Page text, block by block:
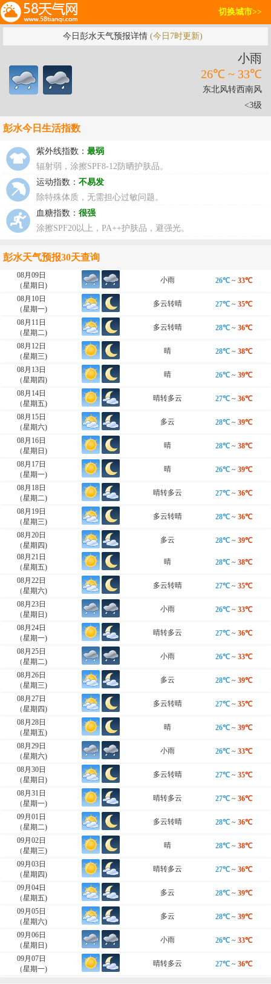
切换城市>>
今日彭水天气预报详情(今日7时更新)
小雨
26℃ ~ 33℃
东北风转西南风
<3级
彭水今日生活指数
紫外线指数： 最弱
辐射弱，涂擦SPF8-12防晒护肤品。
运动指数： 不易发
除特殊体质，无需担心过敏问题。
血糖指数： 很强
涂擦SPF20以上，PA++护肤品，避强光。
彭水天气预报30天查询
08月09日
（星期日)
小雨 26℃~ 33℃
08月10日
（星期一)
多云转晴 27℃~ 35℃
08月11日
（星期二)
多云转晴 28℃~ 36℃
08月12日
（星期三)
晴 28℃~ 38℃
08月13日
（星期四)
晴 26℃~ 39℃
08月14日
（星期五)
晴转多云 27℃~ 36℃
08月15日
（星期六)
多云 28℃~ 39℃
08月16日
（星期日)
晴 28℃~ 38℃
08月17日
（星期一)
晴 26℃~ 39℃
08月18日
（星期二)
晴转多云 27℃~ 36℃
08月19日
（星期三)
多云转晴 28℃~ 36℃
08月20日
（星期四)
多云 28℃~ 39℃
08月21日
（星期五)
晴 28℃~ 38℃
08月22日
（星期六)
多云转晴 27℃~ 35℃
08月23日
（星期日)
小雨 26℃~ 33℃
08月24日
（星期一)
晴转多云 27℃~ 36℃
08月25日
（星期二)
小雨 26℃~ 33℃
08月26日
（星期三)
多云 28℃~ 39℃
08月27日
（星期四)
多云转晴 27℃~ 35℃
08月28日
（星期五)
晴 26℃~ 39℃
08月29日
（星期六)
小雨 26℃~ 33℃
08月30日
（星期日)
多云转晴 27℃~ 35℃
08月31日
（星期一)
晴转多云 27℃~ 36℃
09月01日
（星期二)
多云转晴 28℃~ 36℃
09月02日
（星期三)
晴 28℃~ 38℃
09月03日
（星期四)
晴转多云 27℃~ 36℃
09月04日
（星期五)
多云 28℃~ 39℃
09月05日
（星期六)
多云 28℃~ 39℃
09月06日
（星期日)
小雨 26℃~ 33℃
09月07日
（星期一)
晴转多云 27℃~ 36℃